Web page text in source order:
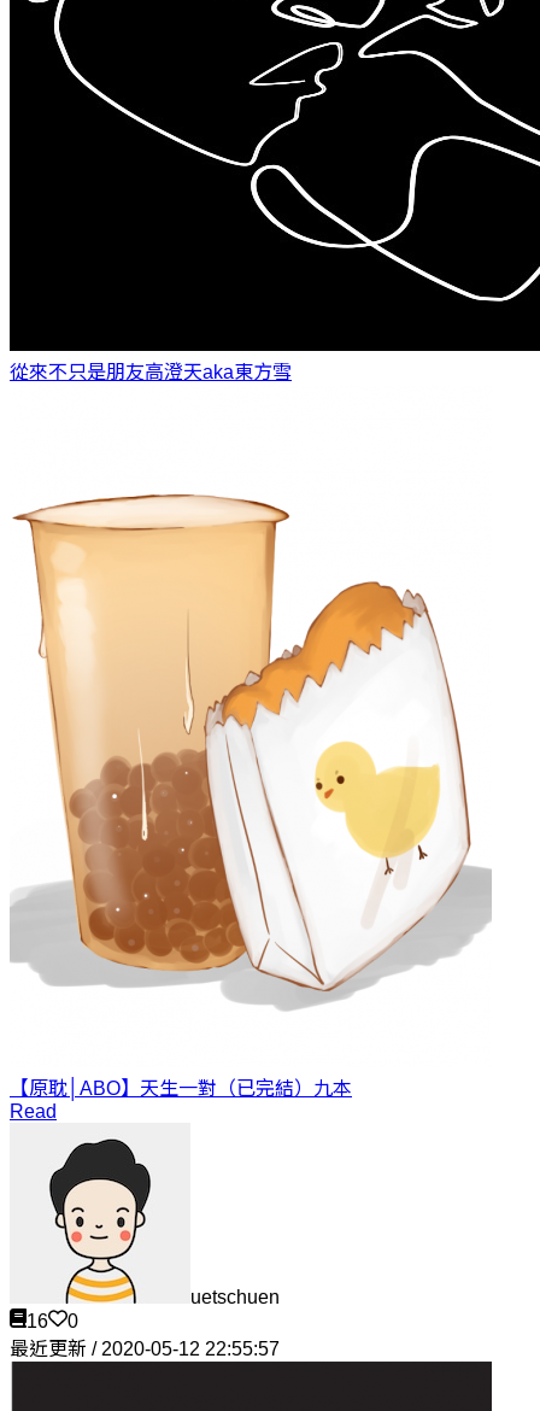
從來不只是朋友高澄天aka東方雪
【原耽│ABO】天生一對（已完結） 九本
Read
uetschuen
16
0
最近更新 / 2020-05-12 22:55:57